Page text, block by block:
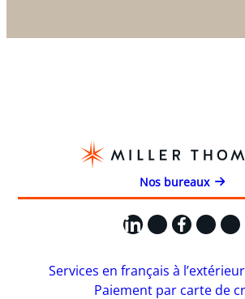
Nos bureaux
LinkedIn
X Facebook
Services en français à
Paiement par carte de